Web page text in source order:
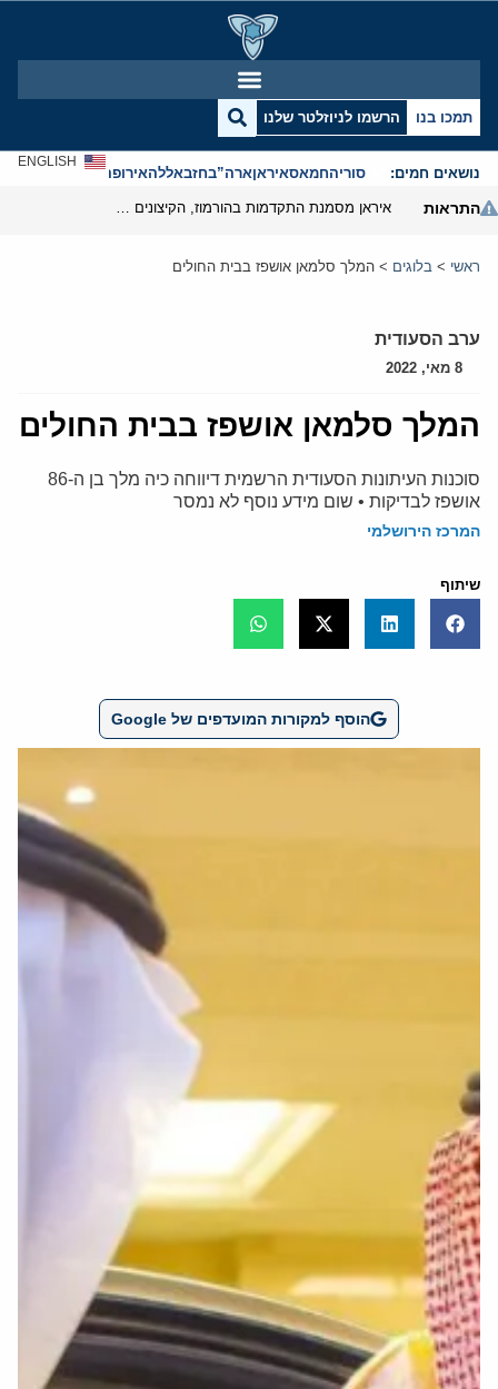
תמכו בנו הרשמו לניוזלטר שלנו
נושאים חמים: סוריהחמאסאיראןארה”בחזבאללהאירופהאנטישמיות
ENGLISH
התראות
ראשי > בלוגים > המלך סלמאן אושפז בבית החולים
ערב הסעודית
8 מאי, 2022
המלך סלמאן אושפז בבית החולים
סוכנות העיתונות הסעודית הרשמית דיווחה כיה מלך בן ה-86
אושפז לבדיקות • שום מידע נוסף לא נמסר
המרכז הירושלמי
שיתוף
הוסף למקורות המועדפים של Google